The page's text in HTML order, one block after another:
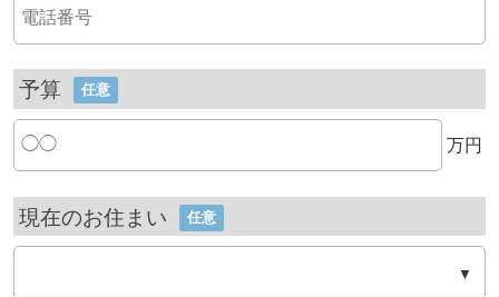
予算 任意
万円
現在のお住まい 任意